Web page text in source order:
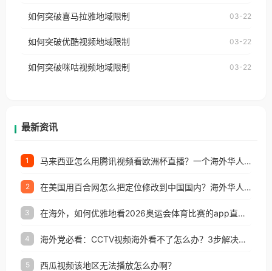
台湾、美国、加拿大、澳大利亚、欧洲等国家和地区
权限制所困扰。
国、加拿大、澳大利亚、欧洲等国家和地区时，网易
制问题，且仅能在中国大陆地区播放。 遇到这个问题
户收听网易云音乐地区版权限制」的问题，无论人在
如何突破喜马拉雅地域限制 03-22
如何突破优酷视频地域限制 03-22
如何突破咪咕视频地域限制 03-22
最新资讯
1 马来西亚怎么用腾讯视频看欧洲杯直播？一个海外华人的真实困扰与破解
2 在美国用百合网怎么把定位修改到中国国内？海外华人必备的回国加速指南
3 在海外，如何优雅地看2026奥运会体育比赛的app直播？
4 海外党必看：CCTV视频海外看不了怎么办？3步解决地区限制+追剧自由
5 西瓜视频该地区无法播放怎么办啊？